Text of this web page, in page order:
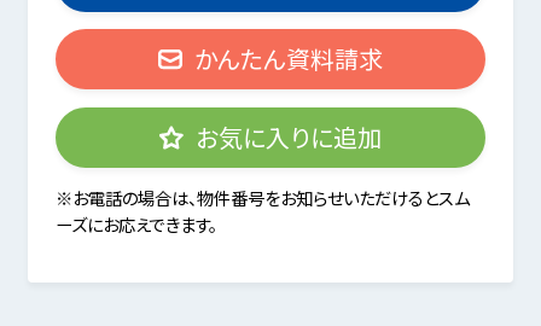
かんたん資料請求
お気に入りに追加
※お電話の場合は、物件番号をお知らせいただけるとスム
ーズにお応えできます。